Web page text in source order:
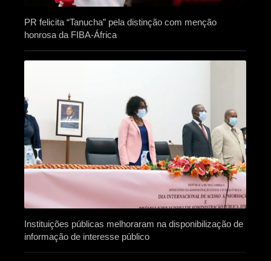
PR felicita “Tanucha” pela distinção com menção
honrosa da FIBA-África
Instituições públicas melhoraram na disponibilização de
informação de interesse público